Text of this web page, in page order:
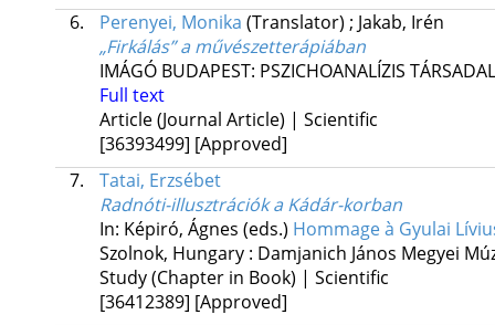
6.
Perenyei, Monika (Translator) ; Jakab, Irén
„Firkálás” a művészetterápiában
IMÁGÓ BUDAPEST: PSZICHOANALÍZIS
Full text
Article (Journal Article) | Scientific
[36393499] [Approved]
7.
Tatai, Erzsébet
Radnóti-illusztrációk a Kádár-korban
In: Képiró, Ágnes (eds.) Hommage à Gyulai
Szolnok, Hungary : Damjanich János Megyei
Study (Chapter in Book) | Scientific
[36412389] [Approved]